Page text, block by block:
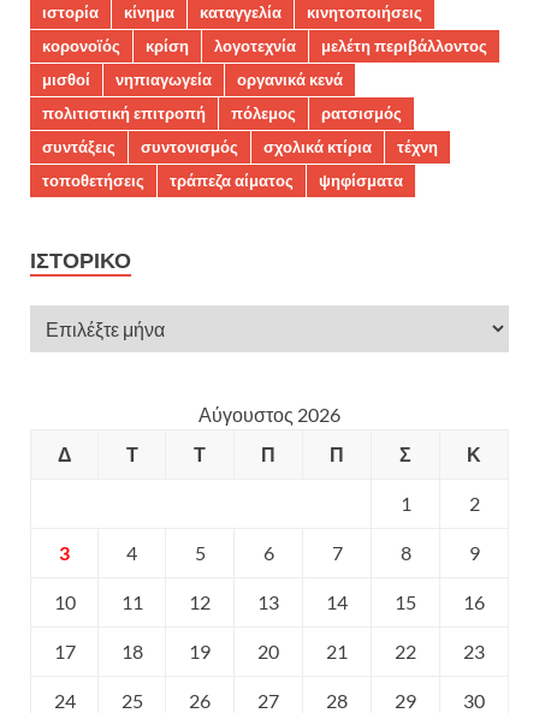
ιστορία
κίνημα καταγγελία
κινητοποιήσεις
κορονοϊός
κρίση λογοτεχνία
μελέτη περιβάλλοντος
μισθοί
νηπιαγωγεία
οργανικά κενά
πολιτιστική επιτροπή
πόλεμος
ρατσισμός
συντάξεις
συντονισμός σχολικά κτίρια
τέχνη
τοποθετήσεις
τράπεζα αίματος ψηφίσματα
ΙΣΤΟΡΙΚΌ
Αύγουστος 2026
Δ
Τ Τ Π Π Σ Κ
1 2
3 4 5 6 7 8 9
10 11 12 13 14 15 16
17 18 19 20 21 22 23
24 25 26 27 28 29 30